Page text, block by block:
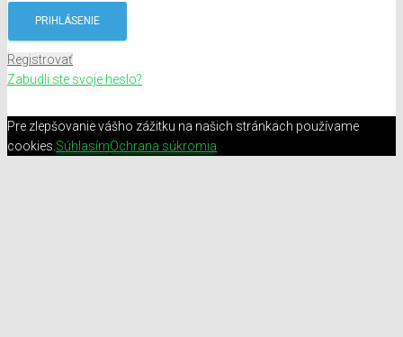
Registrovať
Zabudli ste svoje heslo?
Pre zlepšovanie vášho zážitku na našich stránkach používame
cookies. SúhlasímOchrana súkromia